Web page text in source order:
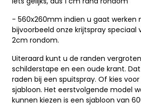
- 560x260mm indien u gaat werken
bijvoorbeeld onze krijtspray speciaal
2cm rondom.
Uiteraard kunt u de randen
schilderstape en een oude krant.
raden bij een spuitspray. Of kies
sjabloon. Het eerstvolgende model
kunnen kiezen is een sjabloon van